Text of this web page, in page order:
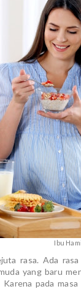
Ibu
rasa. Ada
yang baru
Karena pada